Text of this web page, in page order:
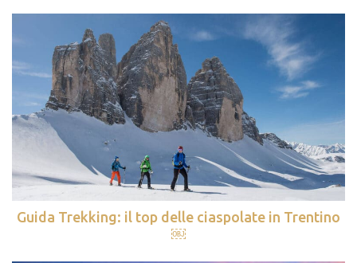
Guida Trekking: il top delle ciaspolate in Trentino
￼